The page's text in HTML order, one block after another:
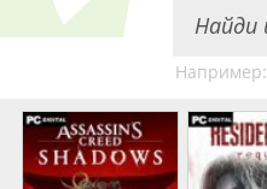
Например: